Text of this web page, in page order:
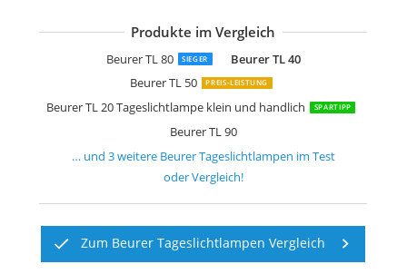
Produkte im Vergleich
Beurer TL 80 SIEGER
Beurer TL 40
Beurer TL 50
PREIS-LEISTUNG
Beurer TL 20 Tageslichtlampe klein und handlich SPARTIPP
Beurer TL 90
Beurer TL 70
Beurer TL 100
Beurer TL 30
… und 3weitere Beurer Tageslichtlampen im Test
oder Vergleich!
Zum Beurer Tageslichtlampen Vergleich